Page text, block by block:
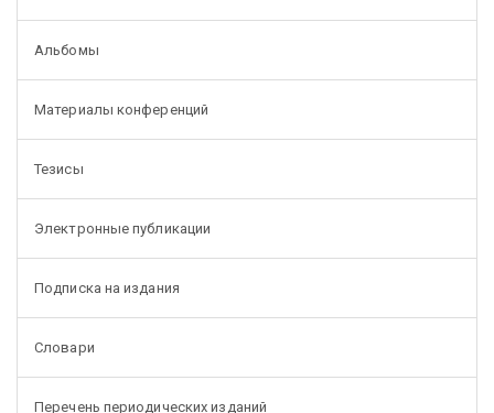
Альбомы
Материалы конференций
Тезисы
Электронные публикации
Подписка на издания
Словари
Перечень периодических изданий